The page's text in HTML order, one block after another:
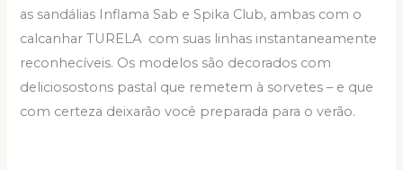
as sandálias Inflama Sab e Spika Club, ambas com o
calcanhar TURELA com suas linhas instantaneamente
reconhecíveis. Os modelos são decorados com
deliciosostons pastal que remetem à sorvetes – e que
com certeza deixarão você preparada para o verão.